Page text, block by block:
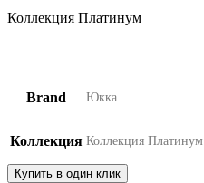
Коллекция Платинум
Brand Юкка
Коллекция Коллекция Платинум
Купить в один клик